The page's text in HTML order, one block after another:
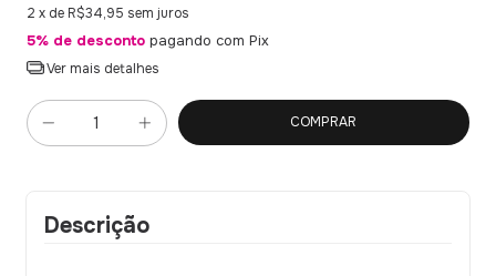
2 x de R$34,95 sem juros
5% de desconto pagando com Pix
Ver mais detalhes
Descrição